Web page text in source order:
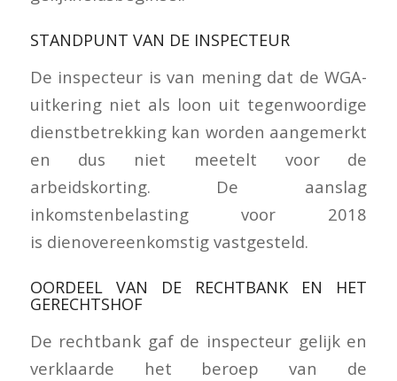
STANDPUNT VAN DE INSPECTEUR
De inspecteur is van mening dat de WGA-
uitkering niet als loon uit tegenwoordige
dienstbetrekking kan worden aangemerkt
en dus niet meetelt voor de
arbeidskorting. De aanslag
inkomstenbelasting voor 2018
is dienovereenkomstig vastgesteld.
OORDEEL VAN DE RECHTBANK EN HET
GERECHTSHOF
De rechtbank gaf de inspecteur gelijk en
verklaarde het beroep van de